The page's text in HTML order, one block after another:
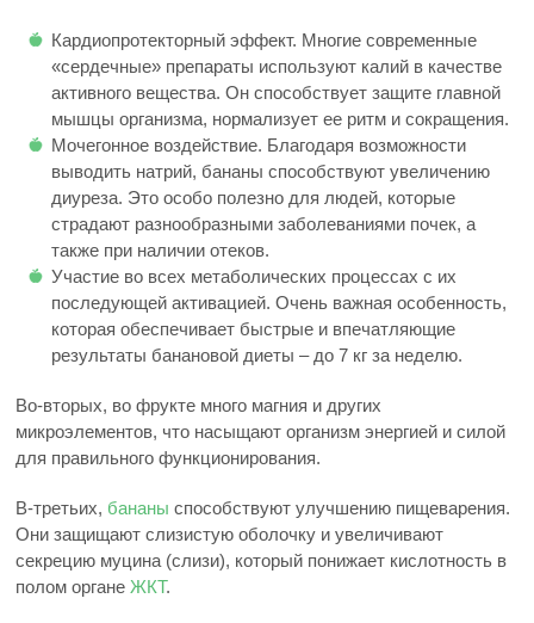
Кардиопротекторный эффект. Многие современные
«сердечные» препараты используют калий в качестве
активного вещества. Он способствует защите главной
мышцы организма, нормализует ее ритм и сокращения.
Мочегонное воздействие. Благодаря возможности
выводить натрий, бананы способствуют увеличению
диуреза. Это особо полезно для людей, которые
страдают разнообразными заболеваниями почек, а
также при наличии отеков.
Участие во всех метаболических процессах с их
последующей активацией. Очень важная особенность,
которая обеспечивает быстрые и впечатляющие
результаты банановой диеты – до 7 кг за неделю.
Во-вторых, во фрукте много магния и других
микроэлементов, что насыщают организм энергией и силой
для правильного функционирования.
В-третьих, бананы способствуют улучшению пищеварения.
Они защищают слизистую оболочку и увеличивают
секрецию муцина (слизи), который понижает кислотность в
полом органеЖКТ.